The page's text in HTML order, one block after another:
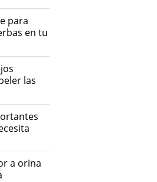
para
en tu
las
a orina